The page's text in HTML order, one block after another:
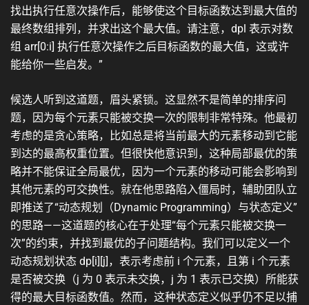
找出执行任意次操作后，能够使这个目标函数达到最大值的
最终数组排列，并求出这个最大值。请注意，dpl 表示对数
组 arr[0:i] 执行任意次操作之后目标函数的最大值，这或许
能给你一些启发。”
候选人听到这道题，眉头紧锁。这显然不是简单的排序问
题，因为每个元素只能被交换一次的限制非常特殊。他最初
考虑的是贪心策略，比如总是将当前最大的元素移动到它能
到达的最高权重位置。但很快他意识到，这种局部最优的策
略并不能保证全局最优，因为一个元素的移动可能会影响到
其他元素的可交换性。就在他思路陷入僵局时，辅助团队立
即推送了“动态规划（Dynamic Programming）与状态定义”
的思路——这道题的核心在于处理“每个元素只能被交换一
次”的约束，并找到最优的子问题结构。我们可以定义一个
动态规划状态 dp[i][j]，表示考虑前 i 个元素，且第 i 个元素
是否被交换（j 为 0 表示未交换，j 为 1 表示已交换）所能获
得的最大目标函数值。然而，这种状态定义似乎仍不足以捕